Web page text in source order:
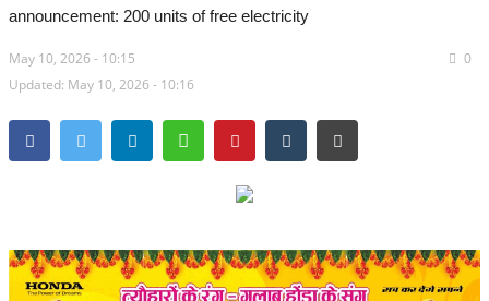
दुर्ग संभाग
बस्तर संभाग
खेल
announcement: 200 units of free electricity
May 10, 2026 - 10:15
Updated: May 10, 2026 - 10:16
0